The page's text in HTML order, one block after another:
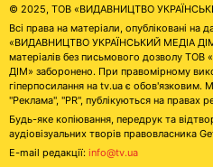
© 2025, ТОВ «ВИДАВНИЦТВО
Всі права на матеріали, опубліковані на
«ВИДАВНИЦТВО УКРАЇНСЬКИЙ МЕДІА
матеріалів без письмового дозволу
ДІМ» заборонено. При правомірному
гіперпосилання на tv.ua є обов'язковим.
"Реклама", "PR", публікуються на правах
Будь-яке копіювання, передрук та
аудіовізуальних творів правовласника
E-mail редакції: info@tv.ua